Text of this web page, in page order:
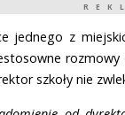
jednego z
szkoły nie